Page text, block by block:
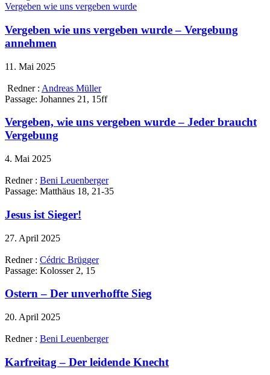
Vergeben wie uns vergeben wurde
Vergeben wie uns vergeben wurde – Vergebung
annehmen
11. Mai 2025
Redner : Andreas Müller
Passage: Johannes 21, 15ff
Vergeben, wie uns vergeben wurde – Jeder braucht
Vergebung
4. Mai 2025
Redner : Beni Leuenberger
Passage: Matthäus 18, 21-35
Jesus ist Sieger!
27. April 2025
Redner : Cédric Brügger
Passage: Kolosser 2, 15
Ostern – Der unverhoffte Sieg
20. April 2025
Redner : Beni Leuenberger
Karfreitag – Der leidende Knecht